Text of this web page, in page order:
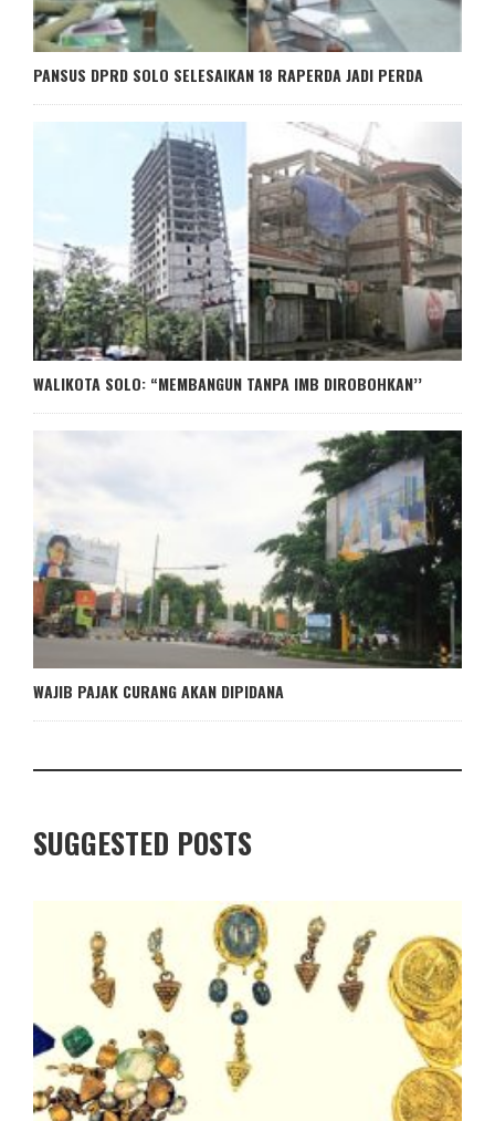
PANSUS DPRD SOLO SELESAIKAN 18 RAPERDA JADI PERDA
WALIKOTA SOLO: “MEMBANGUN TANPA IMB DIROBOHKAN’’
WAJIB PAJAK CURANG AKAN DIPIDANA
SUGGESTED POSTS